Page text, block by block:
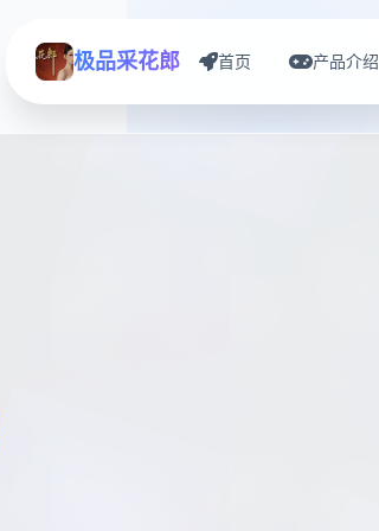
极品采花郎 首页 产品介绍